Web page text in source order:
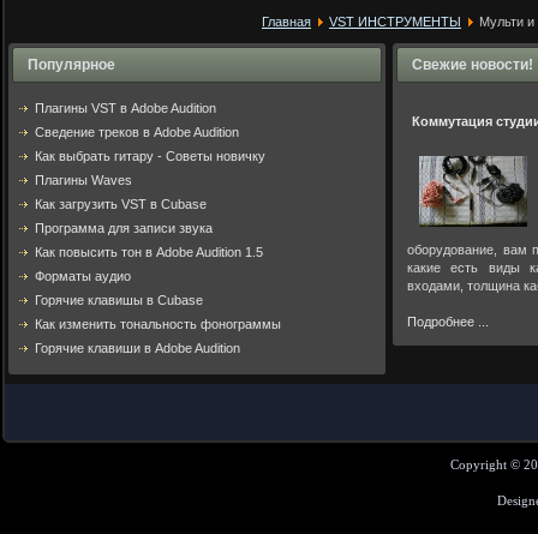
Главная VST ИНСТРУМЕНТЫ Мульти
Популярное
Плагины VST в Adobe Audition
Cведение треков в Adobe Audition
Как выбрать гитару - Советы новичку
Плагины Waves
Как загрузить VST в Cubase
Программа для записи звука
Как повысить тон в Adobe Audition 1.5
Форматы аудио
Горячие клавишы в Cubase
Как изменить тональность фонограммы
Горячие клавиши в Adobe Audition
Свежие новости!
Коммутация
оборудование, вам
какие есть виды
входами, толщина
Подробнее ...
Copyright ©